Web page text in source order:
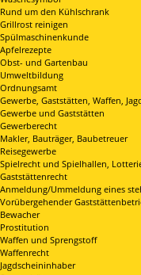
Rund um den Kühlschrank
Grillrost reinigen
Spülmaschinenkunde
Apfelrezepte
Obst- und Gartenbau
Umweltbildung
Ordnungsamt
Gewerbe, Gaststätten, Waffen,
Gewerbe und Gaststätten
Gewerberecht
Makler, Bauträger, Baubetreuer
Reisegewerbe
Spielrecht und Spielhallen,
Gaststättenrecht
Anmeldung/Ummeldung eines
Vorübergehender
Bewacher
Prostitution
Waffen und Sprengstoff
Waffenrecht
Jagdscheininhaber